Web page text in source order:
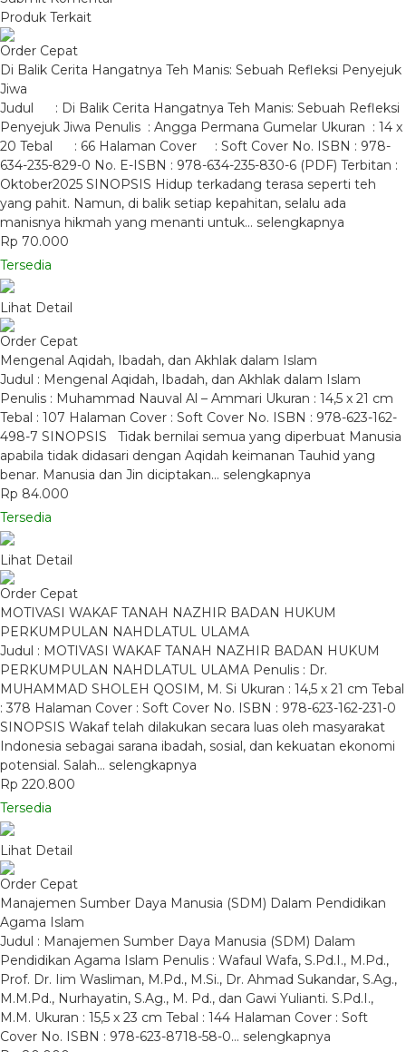
Produk Terkait
Order Cepat
Di Balik Cerita Hangatnya Teh Manis: Sebuah Refleksi Penyejuk
Jiwa
Judul : Di Balik Cerita Hangatnya Teh Manis: Sebuah Refleksi
Penyejuk Jiwa Penulis : Angga Permana Gumelar Ukuran : 14 x
20 Tebal : 66 Halaman Cover : Soft Cover No. ISBN : 978-
634-235-829-0 No. E-ISBN : 978-634-235-830-6 (PDF) Terbitan :
Oktober2025 SINOPSIS Hidup terkadang terasa seperti teh
yang pahit. Namun, di balik setiap kepahitan, selalu ada
manisnya hikmah yang menanti untuk… selengkapnya
Rp 70.000
Tersedia
Lihat Detail
Order Cepat
Mengenal Aqidah, Ibadah, dan Akhlak dalam Islam
Judul : Mengenal Aqidah, Ibadah, dan Akhlak dalam Islam
Penulis : Muhammad Nauval Al – Ammari Ukuran : 14,5 x 21 cm
Tebal : 107 Halaman Cover : Soft Cover No. ISBN : 978-623-162-
498-7 SINOPSIS Tidak bernilai semua yang diperbuat Manusia
apabila tidak didasari dengan Aqidah keimanan Tauhid yang
benar. Manusia dan Jin diciptakan… selengkapnya
Rp 84.000
Tersedia
Lihat Detail
Order Cepat
MOTIVASI WAKAF TANAH NAZHIR BADAN HUKUM
PERKUMPULAN NAHDLATUL ULAMA
Judul : MOTIVASI WAKAF TANAH NAZHIR BADAN HUKUM
PERKUMPULAN NAHDLATUL ULAMA Penulis : Dr.
MUHAMMAD SHOLEH QOSIM, M. Si Ukuran : 14,5 x 21 cm Tebal
: 378 Halaman Cover : Soft Cover No. ISBN : 978-623-162-231-0
SINOPSIS Wakaf telah dilakukan secara luas oleh masyarakat
Indonesia sebagai sarana ibadah, sosial, dan kekuatan ekonomi
potensial. Salah… selengkapnya
Rp 220.800
Tersedia
Lihat Detail
Order Cepat
Manajemen Sumber Daya Manusia (SDM) Dalam Pendidikan
Agama Islam
Judul : Manajemen Sumber Daya Manusia (SDM) Dalam
Pendidikan Agama Islam Penulis : Wafaul Wafa, S.Pd.I., M.Pd.,
Prof. Dr. Iim Wasliman, M.Pd., M.Si., Dr. Ahmad Sukandar, S.Ag.,
M.M.Pd., Nurhayatin, S.Ag., M. Pd., dan Gawi Yulianti. S.Pd.I.,
M.M. Ukuran : 15,5 x 23 cm Tebal : 144 Halaman Cover : Soft
Cover No. ISBN : 978-623-8718-58-0… selengkapnya